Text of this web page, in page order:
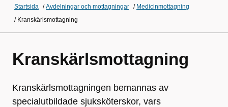
Startsida /Avdelningar och mottagningar / Medicinmottagning
/ Kranskärlsmottagning
Kranskärlsmottagning
Kranskärlsmottagningen bemannas av
specialutbildade sjuksköterskor, vars